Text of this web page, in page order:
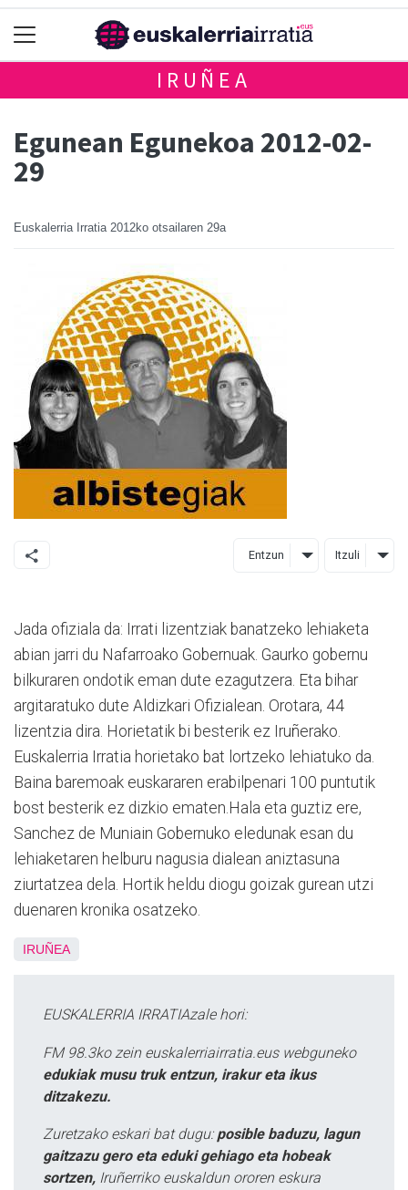
IRUÑEA
Egunean Egunekoa 2012-02-
29
Euskalerria Irratia 2012ko otsailaren 29a
Entzun Itzuli
Jada ofiziala da: Irrati lizentziak banatzeko lehiaketa
abian jarri du Nafarroako Gobernuak. Gaurko gobernu
bilkuraren ondotik eman dute ezagutzera. Eta bihar
argitaratuko dute Aldizkari Ofizialean. Orotara, 44
lizentzia dira. Horietatik bi besterik ez Iruñerako.
Euskalerria Irratia horietako bat lortzeko lehiatuko da.
Baina baremoak euskararen erabilpenari 100 puntutik
bost besterik ez dizkio ematen.Hala eta guztiz ere,
Sanchez de Muniain Gobernuko eledunak esan du
lehiaketaren helburu nagusia dialean aniztasuna
ziurtatzea dela. Hortik heldu diogu goizak gurean utzi
duenaren kronika osatzeko.
IRUÑEA
EUSKALERRIA IRRATIAzale hori:
FM 98.3ko zein euskalerriairratia.eus webguneko
edukiak musu truk entzun, irakur eta ikus
ditzakezu.
Zuretzako eskari bat dugu: posible baduzu, lagun
gaitzazu gero eta eduki gehiago eta hobeak
sortzen, Iruñerriko euskaldun ororen eskura